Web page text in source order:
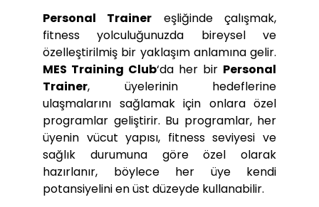
Personal Trainer eşliğinde çalışmak,
fitness yolculuğunuzda bireysel ve
özelleştirilmiş bir yaklaşım anlamına gelir.
MES Training Club‘da her bir Personal
Trainer, üyelerinin hedeflerine
ulaşmalarını sağlamak için onlara özel
programlar geliştirir. Bu programlar, her
üyenin vücut yapısı, fitness seviyesi ve
sağlık durumuna göre özel olarak
hazırlanır, böylece her üye kendi
potansiyelini en üst düzeyde kullanabilir.